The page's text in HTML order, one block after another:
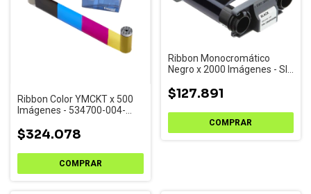
Ribbon Color YMCKT x 500
Imágenes - 534700-004-
$324.078
Ribbon Monocromático
Negro x 2000 Imágenes - SIN
$127.891